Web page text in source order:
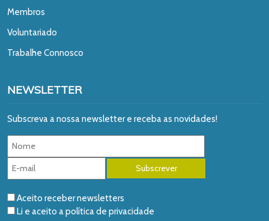
Membros
Voluntariado
Trabalhe Connosco
NEWSLETTER
Subscreva a nossa newsletter e receba as novidades!
Aceito receber newsletters
Li e aceito apolítica de privacidade